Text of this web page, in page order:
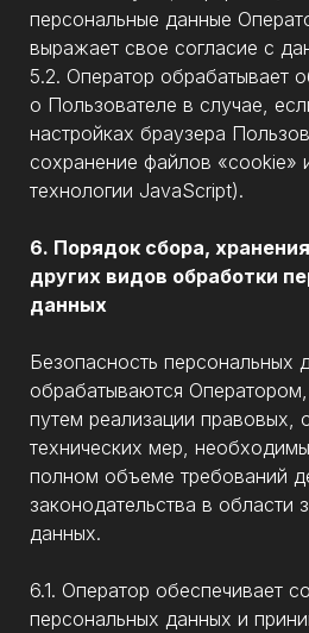
персональные данные
выражает свое согласие с
5.2. Оператор обрабатывает
о Пользователе в случае,
настройках браузера
сохранение файлов «cookie»
технологии JavaScript).
6. Порядок сбора,
других видов обработки
данных
Безопасность персональных
обрабатываются
путем реализации правовых,
технических мер,
полном объеме требований
законодательства в области
данных.
6.1. Оператор обеспечивает
персональных данных и